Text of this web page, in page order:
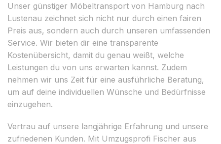
Unser günstiger Möbeltransport von Hamburg nach
Lustenau zeichnet sich nicht nur durch einen fairen
Preis aus, sondern auch durch unseren umfassenden
Service. Wir bieten dir eine transparente
Kostenübersicht, damit du genau weißt, welche
Leistungen du von uns erwarten kannst. Zudem
nehmen wir uns Zeit für eine ausführliche Beratung,
um auf deine individuellen Wünsche und Bedürfnisse
einzugehen.
Vertrau auf unsere langjährige Erfahrung und unsere
zufriedenen Kunden. Mit Umzugsprofi Fischer aus